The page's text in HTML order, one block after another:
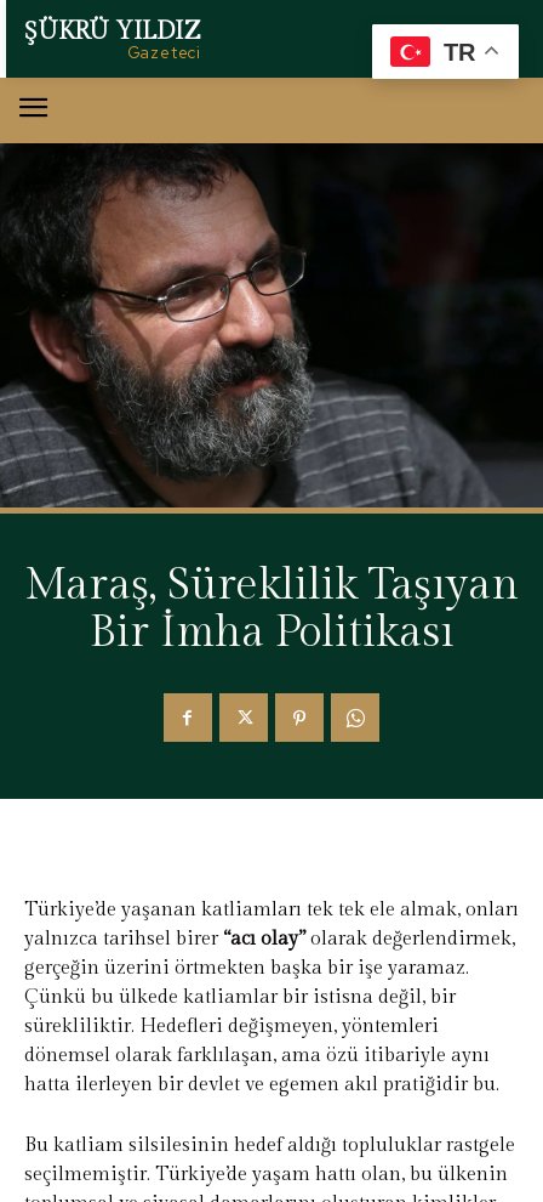
ŞÜKRÜ YILDIZ
Gazeteci
Maraş, Süreklilik Taşıyan
Bir İmha Politikası
Türkiye’de yaşanan katliamları tek tek ele almak, onları
yalnızca tarihsel birer “acı olay”olarak değerlendirmek,
gerçeğin üzerini örtmekten başka bir işe yaramaz.
Çünkü bu ülkede katliamlar bir istisna değil, bir
sürekliliktir. Hedefleri değişmeyen, yöntemleri
dönemsel olarak farklılaşan, ama özü itibariyle aynı
hatta ilerleyen bir devlet ve egemen akıl pratiğidir bu.
Bu katliam silsilesinin hedef aldığı topluluklar rastgele
seçilmemiştir. Türkiye’de yaşam hattı olan, bu ülkenin
TR